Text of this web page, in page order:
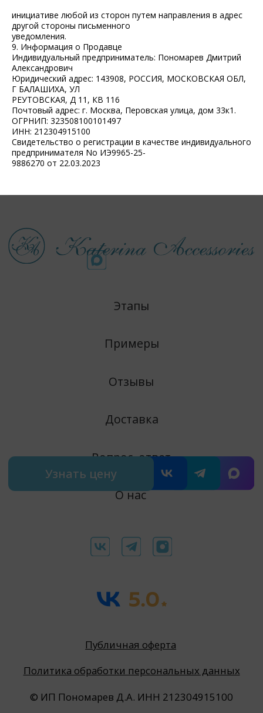
инициативе любой из сторон путем направления в адрес
другой стороны письменного
уведомления.
9. Информация о Продавце
Индивидуальный предприниматель: Пономарев Дмитрий
Александрович
Юридический адрес: 143908, РОССИЯ, МОСКОВСКАЯ ОБЛ,
Г БАЛАШИХА, УЛ
РЕУТОВСКАЯ, Д 11, КВ 116
Почтовый адрес: г. Москва, Перовская улица, дом 33к1.
ОГРНИП: 323508100101497
ИНН: 212304915100
Свидетельство о регистрации в качестве индивидуального
предпринимателя No ИЭ9965-25-
9886270 от 22.03.2023